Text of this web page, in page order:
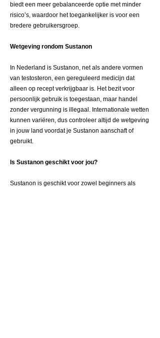
biedt een meer gebalanceerde optie met minder
risico’s, waardoor het toegankelijker is voor een
bredere gebruikersgroep.
Wetgeving rondom Sustanon
In Nederland is Sustanon, net als andere vormen
van testosteron, een gereguleerd medicijn dat
alleen op recept verkrijgbaar is. Het bezit voor
persoonlijk gebruik is toegestaan, maar handel
zonder vergunning is illegaal. Internationale wetten
kunnen variëren, dus controleer altijd de wetgeving
in jouw land voordat je Sustanon aanschaft of
gebruikt.
Is Sustanon geschikt voor jou?
Sustanon is geschikt voor zowel beginners als